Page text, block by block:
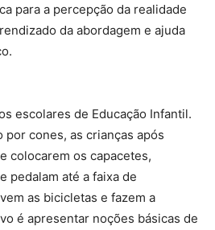
para a percepção da realidade
da abordagem e ajuda
escolares de Educação Infantil.
por cones, as crianças após
colocarem os capacetes,
pedalam até a faixa de
as bicicletas e fazem a
é apresentar noções básicas de